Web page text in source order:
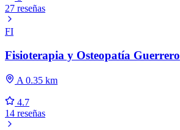
27 reseñas
FI
Fisioterapia y Osteopatía Guerrero
A 0.35 km
4.7
14 reseñas